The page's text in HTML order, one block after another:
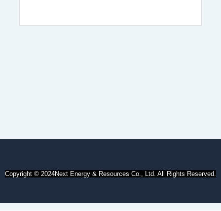
Copyright © 2024Next Energy & Resources Co., Ltd. All Rights Reserved.